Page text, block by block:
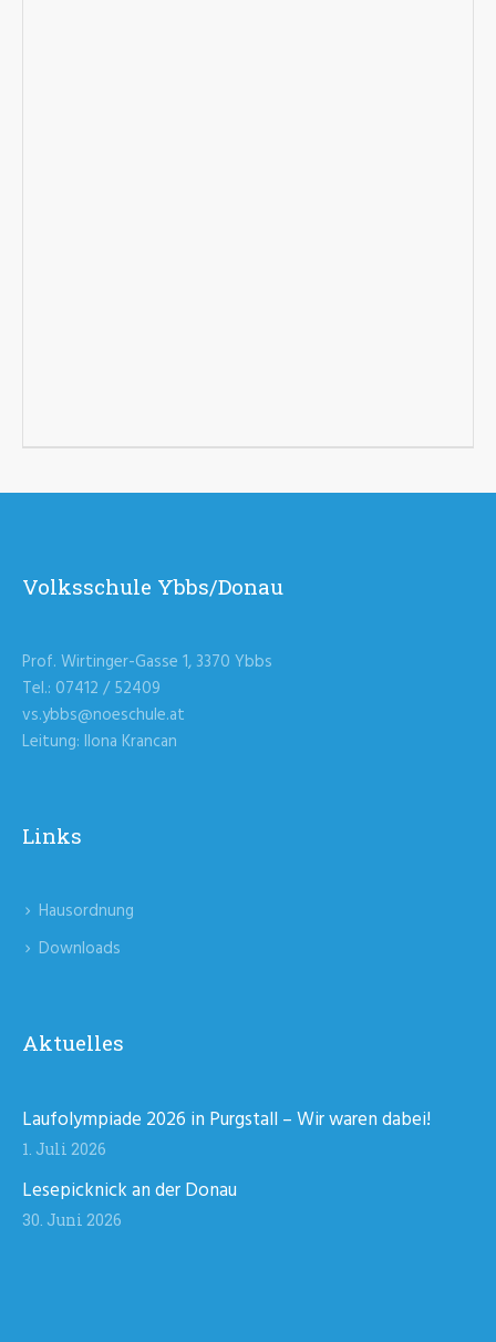
Volksschule Ybbs/Donau
Prof. Wirtinger-Gasse 1, 3370 Ybbs
Tel.: 07412 / 52409
vs.ybbs@noeschule.at
Leitung: Ilona Krancan
Links
Hausordnung
Downloads
Aktuelles
Laufolympiade 2026 in Purgstall – Wir waren dabei!
1. Juli 2026
Lesepicknick an der Donau
30. Juni 2026